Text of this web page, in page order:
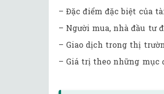
– Đặc điểm đặc biệt của
– Người mua, nhà đầu tư
– Giao dịch trong thị
– Giá trị theo những